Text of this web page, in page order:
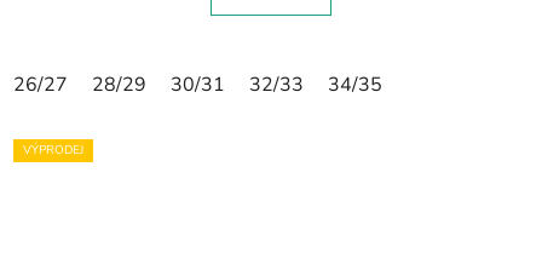
26/27 28/29 30/31 32/33 34/35
VÝPRODEJ